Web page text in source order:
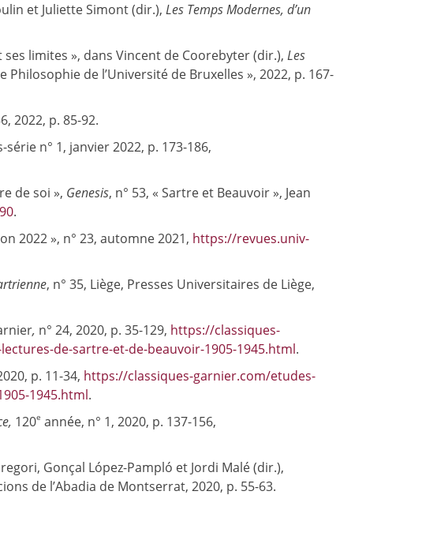
et Juliette Simont (dir.), Les Temps Modernes, d’un
ses limites », dans Vincent de Coorebyter (dir.), Les
Philosophie de l’Université de Bruxelles », 2022, p. 167-
2022, p. 85-92.
série n° 1, janvier 2022, p. 173-186,
de soi », Genesis, n° 53, « Sartre et Beauvoir », Jean
.
2022 », n° 23, automne 2021, https://revues.univ-
, n° 35, Liège, Presses Universitaires de Liège,
, n° 24, 2020, p. 35-129, https://classiques-
de-sartre-et-de-beauvoir-1905-1945.html.
p. 11-34, https://classiques-garnier.com/etudes-
1945.html.
120e année, n° 1, 2020, p. 137-156,
Gonçal López-Pampló et Jordi Malé (dir.),
de l’Abadia de Montserrat, 2020, p. 55-63.